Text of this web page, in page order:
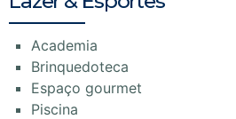
Academia
Brinquedoteca
Espaço gourmet
Piscina